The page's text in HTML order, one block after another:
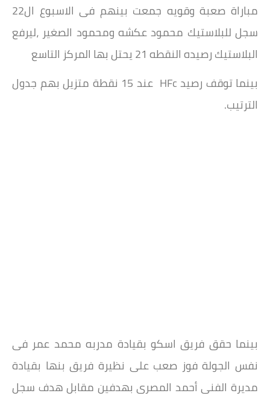
مباراة صعبة وقويه جمعت بينهم فى الاسبوع ال22
سجل للبلاستيك محمود عكشه ومحمود الصغير ،ليرفع
البلاستيك رصيده النقطه 21 يحتل بها المركز التاسع
بينما توقف رصيد HFc عند 15 نقطة متزيل بهم جدول
الترتيب.
بينما حقق فريق اسكو بقيادة مدربه محمد عمر فى
نفس الجولة فوز صعب على نظيرة فريق بنها بقيادة
مديرة الفنى أحمد المصرى بهدفين مقابل هدف سجل